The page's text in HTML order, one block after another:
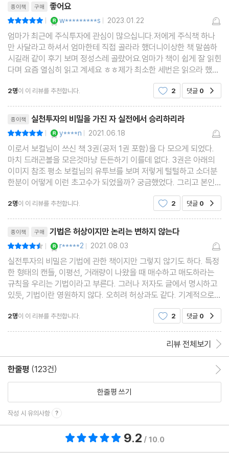
01. 단기 매매에 더 중요한 기본적 분석
02. 분기보고서 속속들이 이해하는 법
03. 기본적 분석의 여러 지표들
04. 기본적 분석을 실제 매매에 활용한 사례
* 저자의 이 생각 저 생각: 주식과 도박의 차이점
Part 3. 최초 공개하는 13가지 실전 매매 기법
1장 신고가 상승음봉 매매 기법
2장 박스권 돌파 후 역망치형 매매 기법
3장 바닥권 첫 상한가 매매 기법
4장 60주, 120주 이동평균선 매매 기법
5장 단기 낙주 매매 기법
7장 투 바닥, 쓰리 바닥 스윙기법
8장 고가놀이 매매 기법
9장 120일선 매매 기법
10장 급등주 눌림목 매매 기법
* 저자의 이 생각 저 생각: 급등주는 어떻게 만들어지는가?
* 저자의 이 생각 저 생각: 중장기 투자, 어디서 사느냐가 중요하다
* 저자의 이 생각 저 생각: 매매 기법의 함정
Part 4. 주식시장, 그 이면의 이야기들
2장 헤지펀드의 진실
종이책 구매 좋어요
| w*********s | 2023.01.22
엄마가 최근에 주식투자에 관심이 많으십니다.저에게 주식책 하나
만 사달라고 하셔서 엄마한테 직접 골라라 했더니이상한 책 말씀하
시길래 같이 후기 보며 정성스레 골랐어요.엄마가 책이 쉽게 잘 읽힌
다며 요즘 열심히 읽고 계세요 ㅎㅎ제가 최소한 세번은 읽으라 했어
요.요즘 만날 때마다 작가는 아랬대-이런 말씀을 하시는데,진작 사
드릴걸 그랬어요.감사합니다.이 책 사는 모든 분들
2명이 이 리뷰를 추천합니다. 2 댓글 0
종이책 실천투자의 비밀을 가진 자 실전에서 승리하리라
| y****n | 2021.06.18
이로서 보컬님이 쓰신 책 3권(공저 1권 포함)을 다 모으게 되었다.
마치 드래곤볼을 모은것마냥 든든하기 이를데 없다. 3권은 아래의
이미지 참조 평소 보컬님의 유투브를 보며 저렇게 털털하고 소더분
한분이 어떻게 이런 초고수가 되었을까? 궁금했었다. 그리고 본인
의 트레이딩 전략을 아낌없이 전해 주는데 듣다보면 생각했던것보
다 특별한(?) 전략은 없고 남다
2명이 이 리뷰를 추천합니다. 2 댓글 0
종이책 구매 기법은 허상이지만 논리는 변하지 않는다
| r*****2 | 2021.08.03
실전투자의 비밀은 기법에 관한 책이지만 그렇지 않기도 하다. 특정
한 형태의 캔들, 이평선, 거래량이 나왔을 때 매수하고 매도하라는
규칙을 우리는 기법이라고 부른다. 그러나 저자도 글에서 명시하고
있듯, 기법이란 영원하지 않다. 오히려 허상과도 같다. 기계적으로
정한 규칙을 따르기만 한다면 그 기법은 오히려 계좌에 악영할을 미
칠 수 있다. 특정 기법이 왜 만들어졌는
2명이 이 리뷰를 추천합니다. 2 댓글 0
리뷰 전체보기
한줄평 (123건)
한줄평 쓰기
작성 시 유의사항
9.2 / 10.0